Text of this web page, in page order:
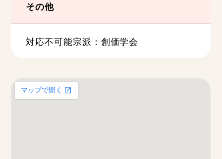
その他
対応不可能宗派：創価学会